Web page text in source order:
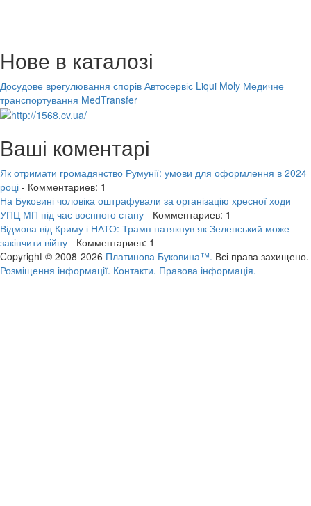
Нове в каталозі
Досудове врегулювання спорів Автосервіс Liqui Moly Медичне
транспортування MedTransfer
Ваші коментарі
Як отримати громадянство Румунії: умови для оформлення в 2024
році - Комментариев: 1
На Буковині чоловіка оштрафували за організацію хресної ходи
УПЦ МП під час воєнного стану - Комментариев: 1
Відмова від Криму і НАТО: Трамп натякнув як Зеленський може
закінчити війну - Комментариев: 1
Copyright © 2008-2026 Платинова Буковина™. Всі права захищено.
Розміщення інформації. Контакти. Правова інформація.